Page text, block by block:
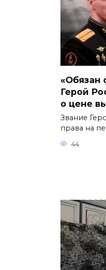
«Обязан
Герой
о цене
Звание
права на
44